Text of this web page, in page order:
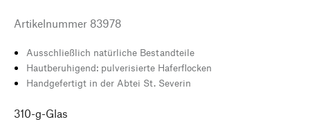
Artikelnummer 83978
Ausschließlich natürliche Bestandteile
Hautberuhigend: pulverisierte Haferflocken
Handgefertigt in der Abtei St. Severin
310-g-Glas